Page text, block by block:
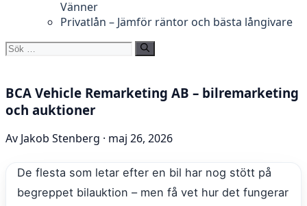
Vänner
Privatlån – Jämför räntor och bästa långivare
Sök
BCA Vehicle Remarketing AB – bilremarketing
och auktioner
Av Jakob Stenberg · maj 26, 2026
De flesta som letar efter en bil har nog stött på
begreppet bilauktion – men få vet hur det fungerar